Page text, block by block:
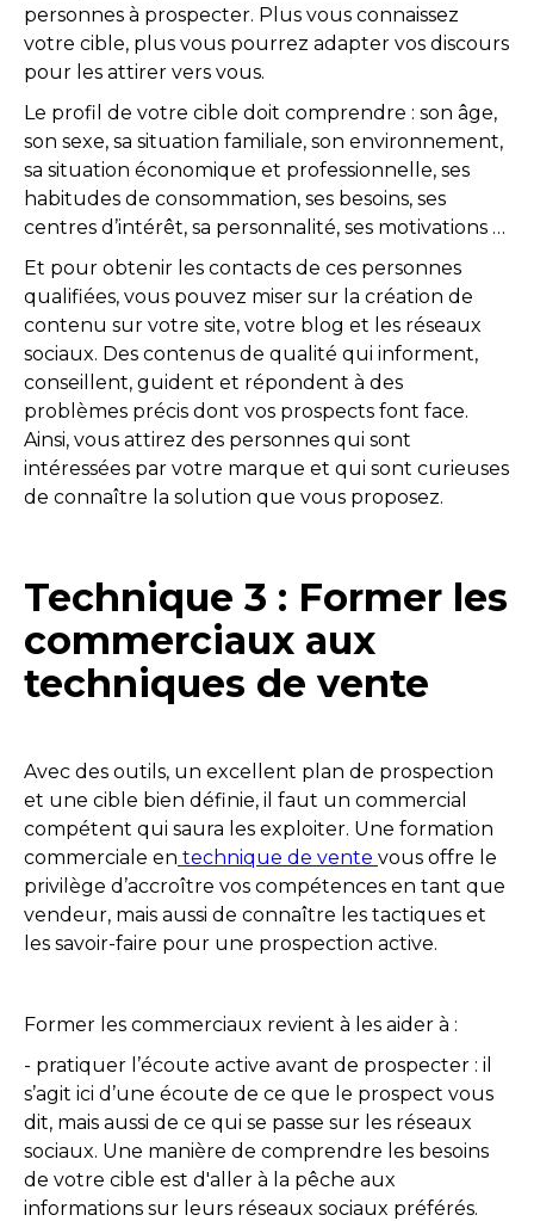
personnes à prospecter. Plus vous connaissez
votre cible, plus vous pourrez adapter vos discours
pour les attirer vers vous.
Le profil de votre cible doit comprendre : son âge,
son sexe, sa situation familiale, son environnement,
sa situation économique et professionnelle, ses
habitudes de consommation, ses besoins, ses
centres d’intérêt, sa personnalité, ses motivations …
Et pour obtenir les contacts de ces personnes
qualifiées, vous pouvez miser sur la création de
contenu sur votre site, votre blog et les réseaux
sociaux. Des contenus de qualité qui informent,
conseillent, guident et répondent à des
problèmes précis dont vos prospects font face.
Ainsi, vous attirez des personnes qui sont
intéressées par votre marque et qui sont curieuses
de connaître la solution que vous proposez.
Technique 3 : Former les
commerciaux aux
techniques de vente
Avec des outils, un excellent plan de prospection
et une cible bien définie, il faut un commercial
compétent qui saura les exploiter. Une formation
commerciale en technique de vente vous offre le
privilège d’accroître vos compétences en tant que
vendeur, mais aussi de connaître les tactiques et
les savoir-faire pour une prospection active.
Former les commerciaux revient à les aider à :
- pratiquer l’écoute active avant de prospecter : il
s’agit ici d’une écoute de ce que le prospect vous
dit, mais aussi de ce qui se passe sur les réseaux
sociaux. Une manière de comprendre les besoins
de votre cible est d'aller à la pêche aux
informations sur leurs réseaux sociaux préférés.